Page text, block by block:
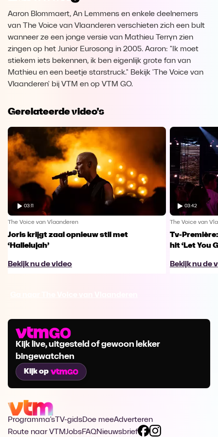
Aaron Blommaert, An Lemmens en enkele deelnemers
van The Voice van Vlaanderen verschieten zich een bult
wanneer ze een jonge versie van Mathieu Terryn zien
zingen op het Junior Eurosong in 2005. Aaron: "Ik moet
stiekem iets bekennen, ik ben eigenlijk grote fan van
Mathieu en een beetje starstruck." Bekijk 'The Voice van
Vlaanderen' bij VTM en op VTM GO.
Gerelateerde video's
03:11
The Voice van Vlaanderen
Joris krijgt zaal opnieuw stil met
‘Hallelujah’
Bekijk nu de video
03:42
The Voice van
Tv-
hit ‘Let You
Bekijk nu de
Kijk live, uitgesteld of gewoon lekker
bingewatchen
Kijk op
Programma's TV-gidsDoe meeAdverteren
Route naar VTMJobsFAQNieuwsbrief